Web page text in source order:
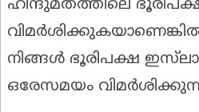
ഹിന്ദുമതത്തിലെ
നിങ്ങൾ ഭൂരിപക്ഷ
ഒരേസമയം